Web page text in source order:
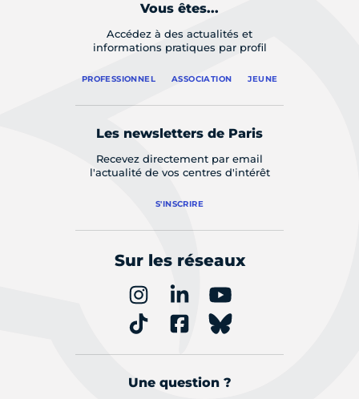
Vous êtes...
Accédez à des actualités et
informations pratiques par profil
PROFESSIONNEL ASSOCIATION JEUNE
Les newsletters de Paris
Recevez directement par email
l'actualité de vos centres d'intérêt
S'INSCRIRE
Sur les réseaux
Une question ?